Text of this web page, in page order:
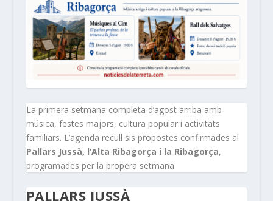
La primera setmana completa d’agost arriba amb
música, festes majors, cultura popular i activitats
familiars. L’agenda recull sis propostes confirmades al
Pallars Jussà, l’Alta Ribagorça i la Ribagorça,
programades per la propera setmana.
PALLARS JUSSÀ